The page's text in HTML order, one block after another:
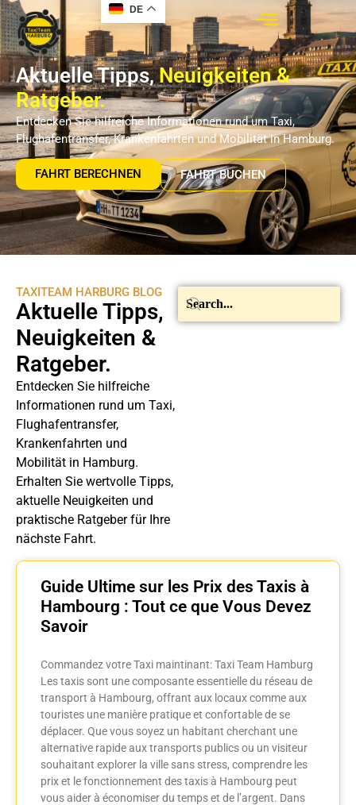
DE
Aktuelle Tipps,Neuigkeiten &
Ratgeber.
Entdecken Sie hilfreiche Informationen rund um Taxi,
Flughafentransfer, Krankenfahrten und Mobilität in Hamburg.
FAHRT BERECHNEN FAHRT BUCHEN
TAXITEAM HARBURG BLOG
Aktuelle Tipps,
Neuigkeiten &
Ratgeber.
Entdecken Sie hilfreiche
Informationen rund um Taxi,
Flughafentransfer,
Krankenfahrten und
Mobilität in Hamburg.
Erhalten Sie wertvolle Tipps,
aktuelle Neuigkeiten und
praktische Ratgeber für Ihre
nächste Fahrt.
Guide Ultime sur les Prix des Taxis à
Hambourg : Tout ce que Vous Devez
Savoir
Commandez votre Taxi maintinant: Taxi Team Hamburg
Les taxis sont une composante essentielle du réseau de
transport à Hambourg, offrant aux locaux comme aux
touristes une manière pratique et confortable de se
déplacer. Que vous soyez un habitant cherchant une
alternative rapide aux transports publics ou un visiteur
souhaitant explorer la ville sans stress, comprendre les
prix et le fonctionnement des taxis à Hambourg peut
vous aider à économiser du temps et de l’argent. Dans